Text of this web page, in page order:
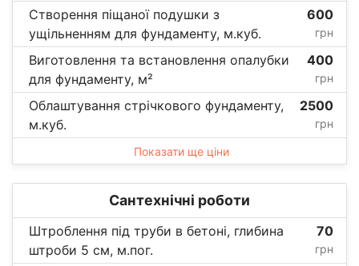
Створення піщаної подушки з
ущільненням для фундаменту, м.куб.
600
грн
Виготовлення та встановлення опалубки
для фундаменту, м²
400
грн
Облаштування стрічкового фундаменту,
м.куб.
2500
грн
Показати ще ціни
Сантехнічні роботи
Штроблення під труби в бетоні, глибина
штроби 5 см, м.пог.
70
грн